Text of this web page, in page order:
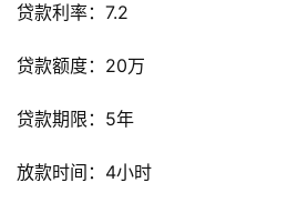
贷款利率：7.2
贷款额度：20万
贷款期限：5年
放款时间：4小时